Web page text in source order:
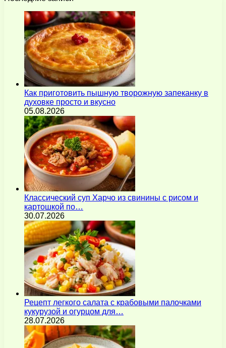
Как приготовить пышную творожную запеканку в
духовке просто и вкусно
05.08.2026
Классический суп Харчо из свинины с рисом и
картошкой по…
30.07.2026
Рецепт легкого салата с крабовыми палочками
кукурузой и огурцом для…
28.07.2026